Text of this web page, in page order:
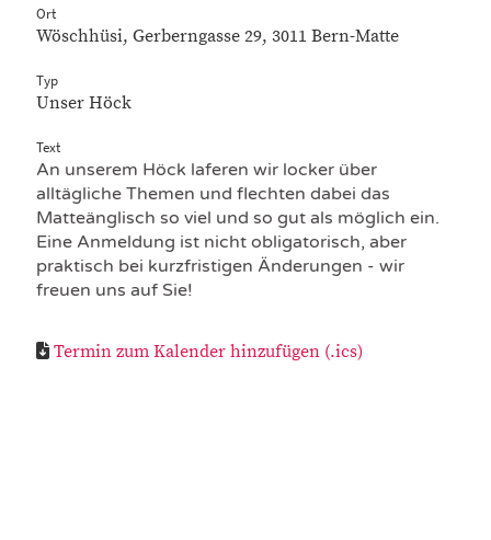
Ort
Wöschhüsi, Gerberngasse 29, 3011 Bern-Matte
Typ
Unser Höck
Text
An unserem Höck laferen wir locker über
alltägliche Themen und flechten dabei das
Matteänglisch so viel und so gut als möglich ein.
Eine Anmeldung ist nicht obligatorisch, aber
praktisch bei kurzfristigen Änderungen - wir
freuen uns auf Sie!
Termin zum Kalender hinzufügen (.ics)